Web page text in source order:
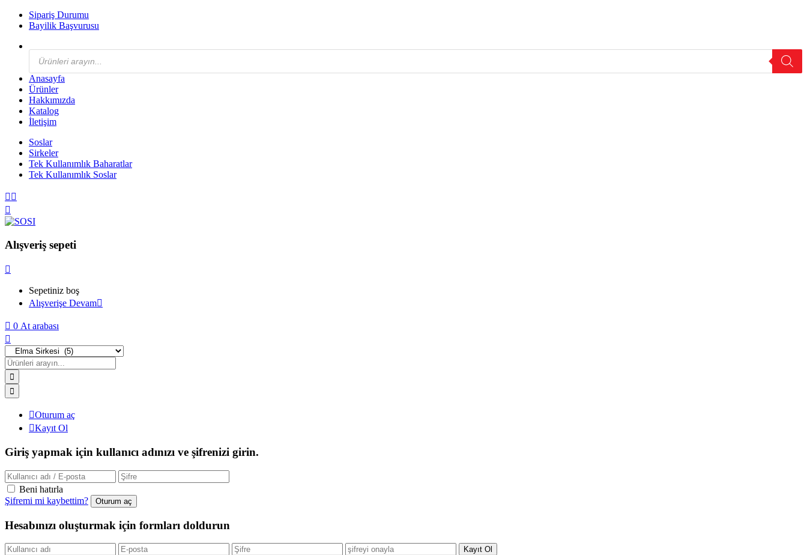
Sipariş Durumu
Bayilik Başvurusu
Products
search
Anasayfa
Ürünler
Hakkımızda
Katalog
İletişim
Soslar
Sirkeler
Tek Kullanımlık Baharatlar
Tek Kullanımlık Soslar
Alışveriş sepeti
Sepetiniz boş
Alışverişe Devam
0 At arabası
Oturum aç
Kayıt Ol
Giriş yapmak için kullanıcı adınızı ve şifrenizi girin.
Beni hatırla
Şifremi mi kaybettim?
Hesabınızı oluşturmak için formları doldurun